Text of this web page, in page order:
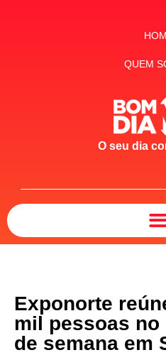
QUEM
O seu dia
Exponorte
mil pessoas
de semana em